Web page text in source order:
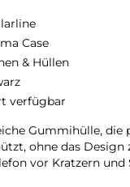
Case
& Hüllen
verfügbar
Gummihülle, die
ohne das Design
vor Kratzern und